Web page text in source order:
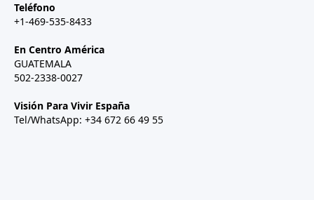
Teléfono
+1-469-535-8433
En Centro América
GUATEMALA
502-2338-0027
Visión Para Vivir España
Tel/WhatsApp: +34 672 66 49 55